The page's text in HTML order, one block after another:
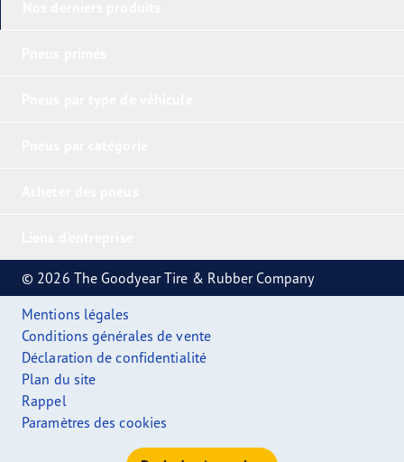
© 2026 The Goodyear Tire & Rubber Company
Mentions légales
Conditions générales de vente
Déclaration de confidentialité
Plan du site
Rappel
Paramètres des cookies